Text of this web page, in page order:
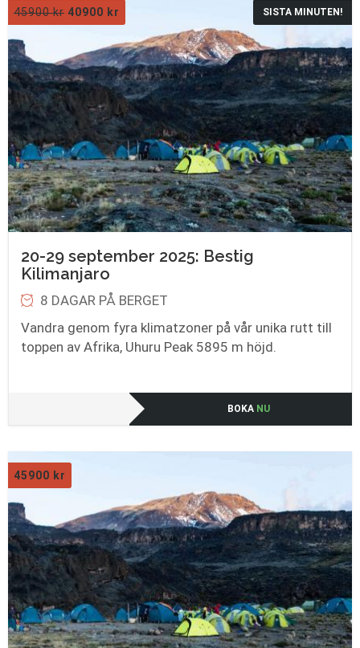
45900kr 40900 kr SISTA MINUTEN!
20-29 september 2025: Bestig
Kilimanjaro
8 DAGAR PÅ BERGET
Vandra genom fyra klimatzoner på vår unika rutt till
toppen av Afrika, Uhuru Peak 5895 m höjd.
BOKA NU
45900 kr